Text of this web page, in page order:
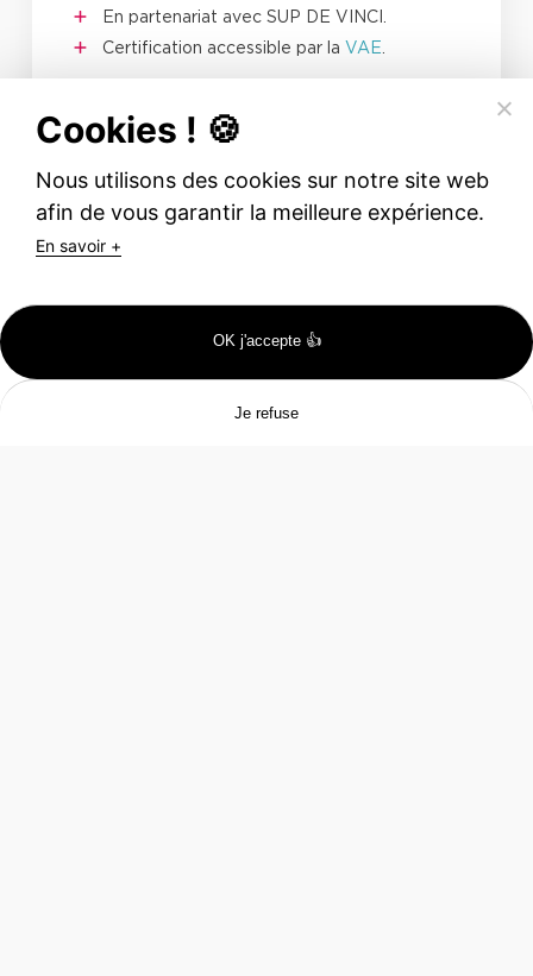
En partenariat avec SUP DE VINCI.
Certification accessible par la VAE
Métiers visés
Technico-commercial·e.
Responsable grands comptes.
Cookies ! 🍪
Nous utilisons des cookies sur notre site web
afin de vous garantir la meilleure expérience.
En savoir +
OK j'accepte 👍
Je refuse